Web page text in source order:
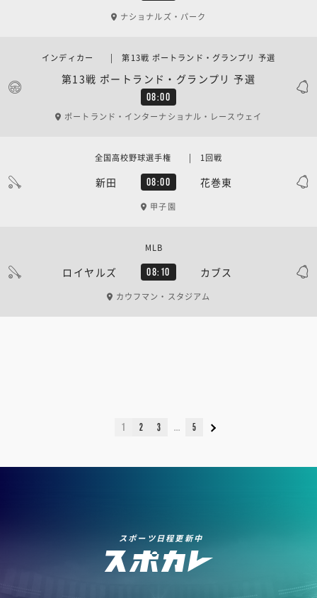
ナショナルズ・パーク
08:00
第13戦 ポートランド・グランプリ 予選
インディカー | 第13戦 ポートランド・グランプリ 予選
ポートランド・インターナショナル・レースウェイ
新田 08:00 花巻東
全国高校野球選手権 | 1回戦
甲子園
ロイヤルズ 08:10 カブス
MLB
カウフマン・スタジアム
1 2 3 5
スポーツ日程更新中